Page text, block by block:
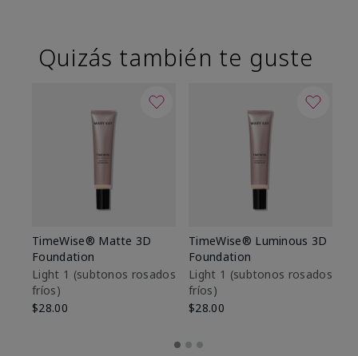
Quizás también te guste
TimeWise® Matte 3D
Foundation
Light 1​ (subtonos rosados
fríos)
$28.00
TimeWise® Luminous 3D
Foundation
Light 1​ (subtonos rosados
fríos)
$28.00